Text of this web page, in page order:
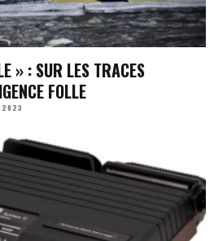
» : SUR LES TRACES
FOLLE
2023